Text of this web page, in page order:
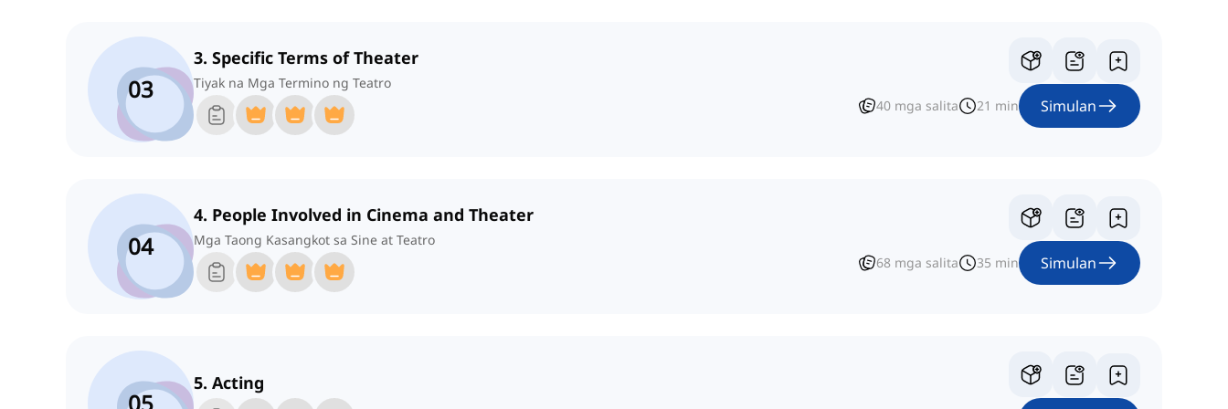
03
3. Specific Terms of Theater
Tiyak na Mga Termino ng Teatro
40 mga salita 21 min Simulan
04
4. People Involved in Cinema and Theater
Mga Taong Kasangkot sa Sine at Teatro
68 mga salita 35 min Simulan
5. Acting